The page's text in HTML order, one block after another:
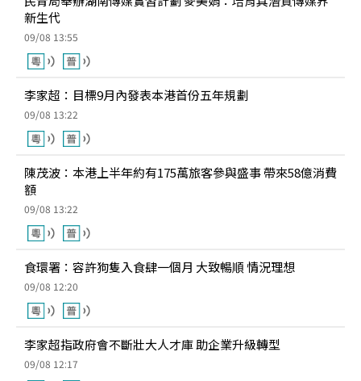
新生代
09/08 13:55
李家超：目標9月內發表本港首份五年規劃
09/08 13:22
陳茂波：本港上半年約有175萬旅客參與盛事 帶來58億消費
額
09/08 13:22
食環署：容許狗隻入食肆一個月 大致暢順 情況理想
09/08 12:20
李家超指政府會不斷壯大人才庫 助企業升級轉型
09/08 12:17